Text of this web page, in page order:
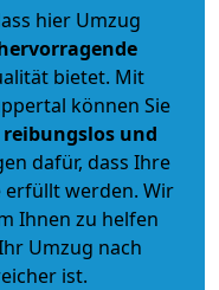
hier Umzug
bietet. Mit
können Sie
reibungslos und
dafür, dass Ihre
werden. Wir
Ihnen zu helfen
Umzug nach
ist.